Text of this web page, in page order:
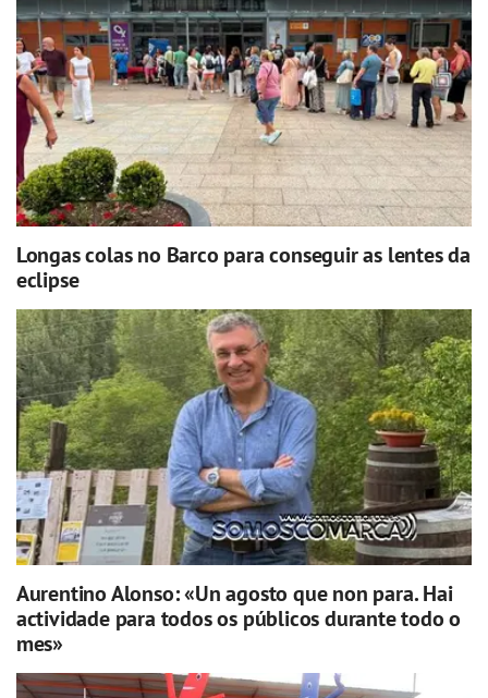
Longas colas no Barco para conseguir as lentes da
eclipse
Aurentino Alonso: «Un agosto que non para. Hai
actividade para todos os públicos durante todo o
mes»